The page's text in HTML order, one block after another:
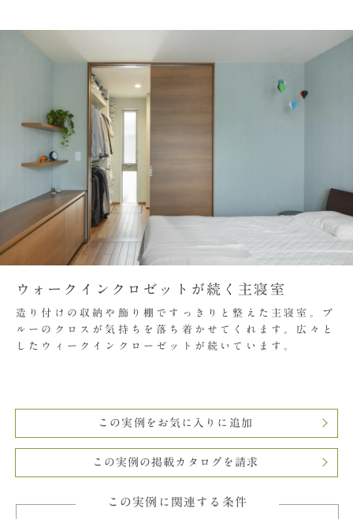
ウォークインクロゼットが続く主寝室
造り付けの収納や飾り棚ですっきりと整えた主寝室。ブ
ルーのクロスが気持ちを落ち着かせてくれます。広々と
したウィークインクローゼットが続いています。
この実例をお気に入りに追加
この実例の掲載カタログを請求
この実例に関連する条件